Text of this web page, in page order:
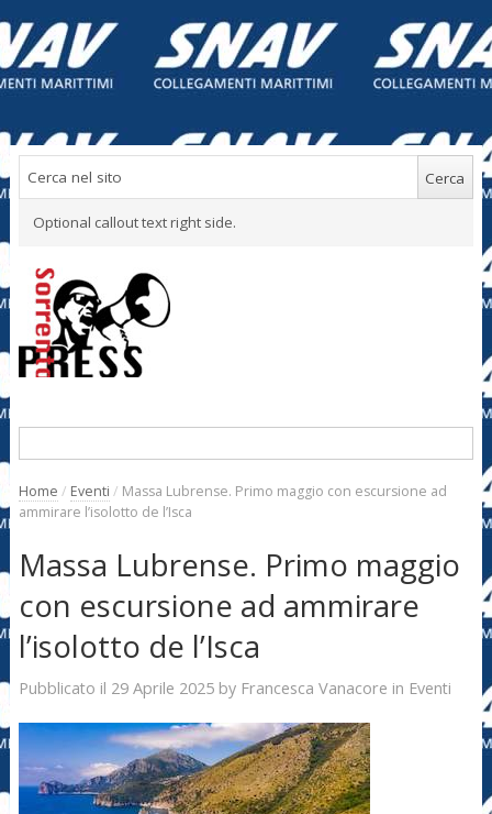
Optional callout text right side.
Home / Eventi / Massa Lubrense. Primo maggio con escursione ad
ammirare l’isolotto de l’Isca
Massa Lubrense. Primo maggio
con escursione ad ammirare
l’isolotto de l’Isca
Pubblicato il 29 Aprile 2025by Francesca Vanacore in Eventi